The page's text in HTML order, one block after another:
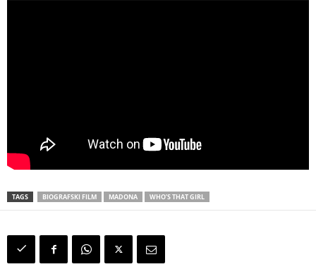
TAGS BIOGRAFSKI FILM MADONA WHO’S THAT GIRL